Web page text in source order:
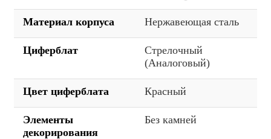
Материал корпуса Нержавеющая сталь
Циферблат
Стрелочный
(Аналоговый)
Цвет циферблата Красный
Элементы
декорирования
Без камней